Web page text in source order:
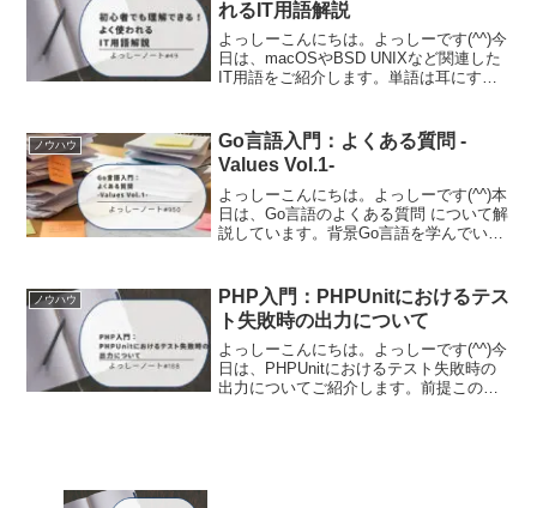
れるIT用語解説
よっしーこんにちは。よっしーです(^^)今
日は、macOSやBSD UNIXなど関連した
IT用語をご紹介します。単語は耳にする
ました。macOSについてmacOSは、A...
ノウハウ
Go言語入門：よくある質問 -
Values Vol.1-
よっしーこんにちは。よっしーです(^^)本
日は、Go言語のよくある質問 について解
説しています。背景Go言語を学んでいる
といった疑問が湧いてきませんか。Go言
語の公式サ...
ノウハウ
PHP入門：PHPUnitにおけるテス
ト失敗時の出力について
よっしーこんにちは。よっしーです(^^)今
日は、PHPUnitにおけるテスト失敗時の
出力についてご紹介します。前提この記